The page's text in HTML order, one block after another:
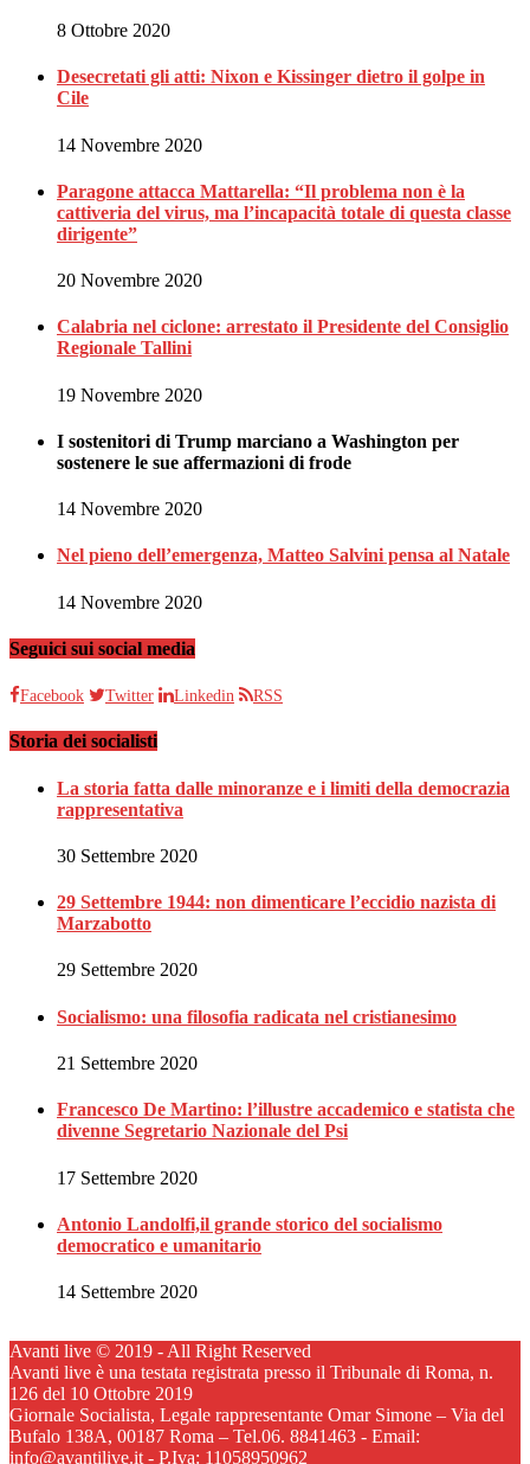
8 Ottobre 2020
Desecretati gli atti: Nixon e Kissinger dietro il golpe in
Cile
14 Novembre 2020
Paragone attacca Mattarella: “Il problema non è la
cattiveria del virus, ma l’incapacità totale di questa classe
dirigente”
20 Novembre 2020
Calabria nel ciclone: arrestato il Presidente del Consiglio
Regionale Tallini
19 Novembre 2020
I sostenitori di Trump marciano a Washington per
sostenere le sue affermazioni di frode
14 Novembre 2020
Nel pieno dell’emergenza, Matteo Salvini pensa al Natale
14 Novembre 2020
Seguici sui social media
Facebook Twitter Linkedin RSS
Storia dei socialisti
La storia fatta dalle minoranze e i limiti della democrazia
rappresentativa
30 Settembre 2020
29 Settembre 1944: non dimenticare l’eccidio nazista di
Marzabotto
29 Settembre 2020
Socialismo: una filosofia radicata nel cristianesimo
21 Settembre 2020
Francesco De Martino: l’illustre accademico e statista che
divenne Segretario Nazionale del Psi
17 Settembre 2020
Antonio Landolfi,il grande storico del socialismo
democratico e umanitario
14 Settembre 2020
Avanti live © 2019 - All Right Reserved
Avanti live è una testata registrata presso il Tribunale di Roma, n.
126 del 10 Ottobre 2019
Giornale Socialista, Legale rappresentante Omar Simone – Via del
Bufalo 138A, 00187 Roma – Tel.06. 8841463 - Email:
info@avantilive.it - P.Iva: 11058950962